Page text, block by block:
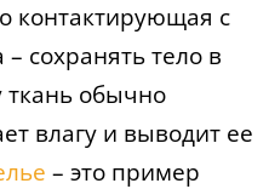
контактирующая с
сохранять тело в
ткань обычно
влагу и выводит ее
– это пример